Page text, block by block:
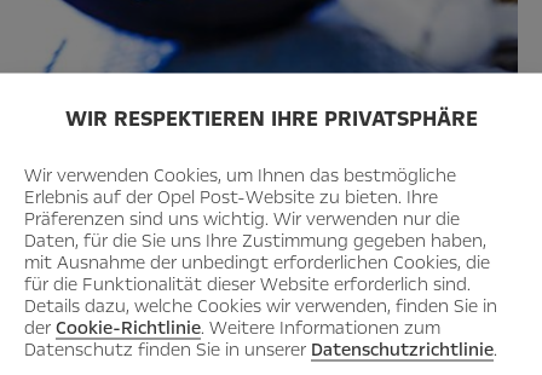
WIR RESPEKTIEREN IHRE PRIVATSPHÄRE
Wir verwenden Cookies, um Ihnen das bestmögliche
Erlebnis auf der Opel Post-Website zu bieten. Ihre
Präferenzen sind uns wichtig. Wir verwenden nur die
Daten, für die Sie uns Ihre Zustimmung gegeben haben,
mit Ausnahme der unbedingt erforderlichen Cookies, die
für die Funktionalität dieser Website erforderlich sind.
Details dazu, welche Cookies wir verwenden, finden Sie in
der Cookie-Richtlinie. Weitere Informationen zum
Datenschutz finden Sie in unserer Datenschutzrichtlinie.
Die Basis dieses Rennwagens, ein Opel 10/12 PS, ist die erste
komplett eigenständig entwickelte Opel-Konstruktion. Die Opel-
diesen Wagen einfließen lassen – wie den Hinterradantrieb über
eine Gelenkwelle.
Auflösung Teil 1: Der Sound
des Admiral A V8